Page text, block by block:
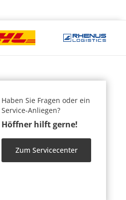
Haben Sie Fragen oder ein
Service-Anliegen?
Höffner hilft gerne!
Zum Servicecenter